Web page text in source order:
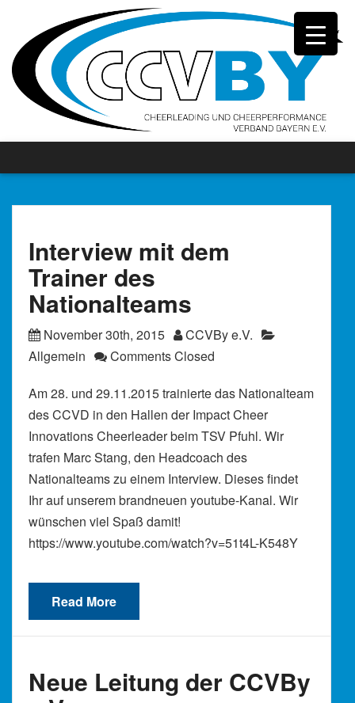
Interview mit dem
Trainer des
Nationalteams
November 30th, 2015
CCVBy e.V.
Allgemein
Comments Closed
Am 28. und 29.11.2015 trainierte das Nationalteam
des CCVD in den Hallen der Impact Cheer
Innovations Cheerleader beim TSV Pfuhl. Wir
trafen Marc Stang, den Headcoach des
Nationalteams zu einem Interview. Dieses findet
Ihr auf unserem brandneuen youtube-Kanal. Wir
wünschen viel Spaß damit!
https://www.youtube.com/watch?v=51t4L-K548Y
Read More
Neue Leitung der CCVBy